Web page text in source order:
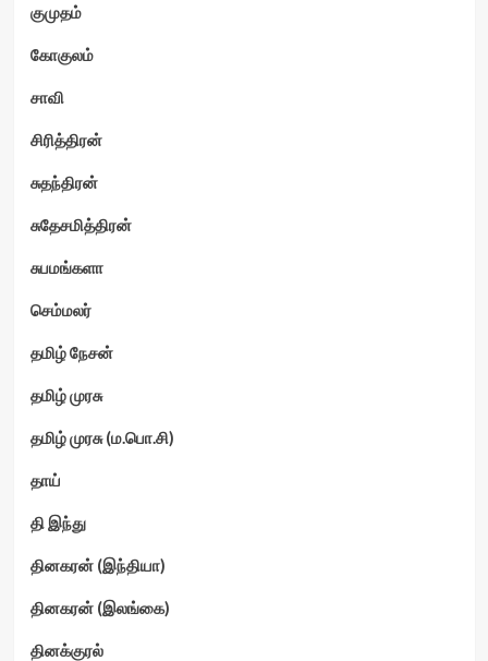
குமுதம்
கோகுலம்
சாவி
சிரித்திரன்
சுதந்திரன்
சுதேசமித்திரன்
சுபமங்களா
செம்மலர்
தமிழ் நேசன்
தமிழ் முரசு
தமிழ் முரசு (ம.பொ.சி)
தாய்
தி இந்து
தினகரன் (இந்தியா)
தினகரன் (இலங்கை)
தினக்குரல்